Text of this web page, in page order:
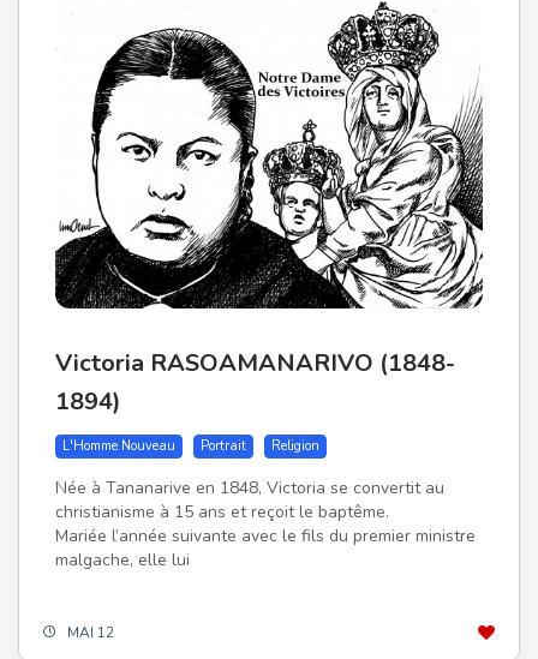
Victoria RASOAMANARIVO (1848-
1894)
L'Homme Nouveau Portrait Religion
Née à Tananarive en 1848, Victoria se convertit au
christianisme à 15 ans et reçoit le baptême.
Mariée l’année suivante avec le fils du premier ministre
malgache, elle lui
MAI 12